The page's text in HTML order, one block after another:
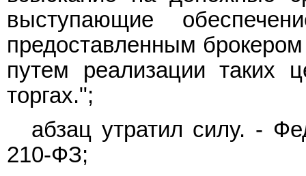
выступающие
предоставленным
путем реализации таких
торгах.";
абзац утратил силу. -
210-ФЗ;